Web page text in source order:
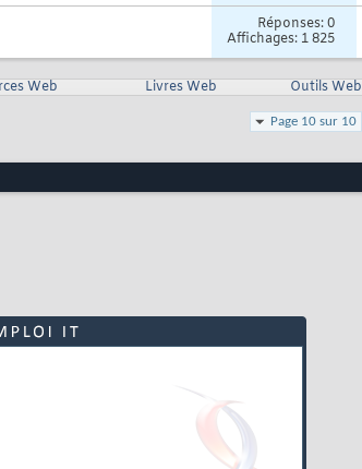
Réponses:0
Affichages: 1 825
Web Livres Web Outils Web
Page 10 sur 10